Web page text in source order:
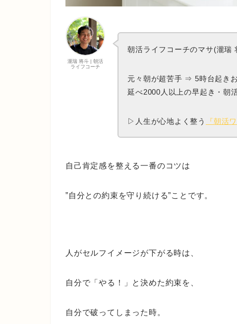
瀧瑞 将斗 | 朝活
ライフコーチ
朝活ライフコーチのマサ(瀧瑞
元々朝が超苦手 ⇒ 5時台起き
延べ2000人以上の早起き・朝
▷人生が心地よく整う 『朝活
自己肯定感を整える一番のコツは
”自分との約束を守り続ける”ことです。
人がセルフイメージが下がる時は、
自分で「やる！」と決めた約束を、
自分で破ってしまった時。